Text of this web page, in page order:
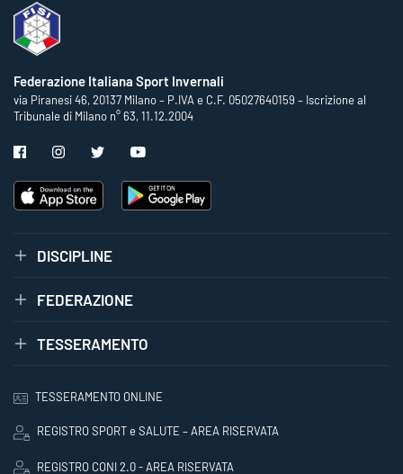
Federazione Italiana Sport Invernali
via Piranesi 46, 20137 Milano – P.IVA e C.F. 05027640159 – Iscrizione al
Tribunale di Milano n° 63, 11.12.2004
DISCIPLINE
FEDERAZIONE
TESSERAMENTO
TESSERAMENTO ONLINE
REGISTRO SPORT e SALUTE – AREA RISERVATA
REGISTRO CONI 2.0 - AREA RISERVATA